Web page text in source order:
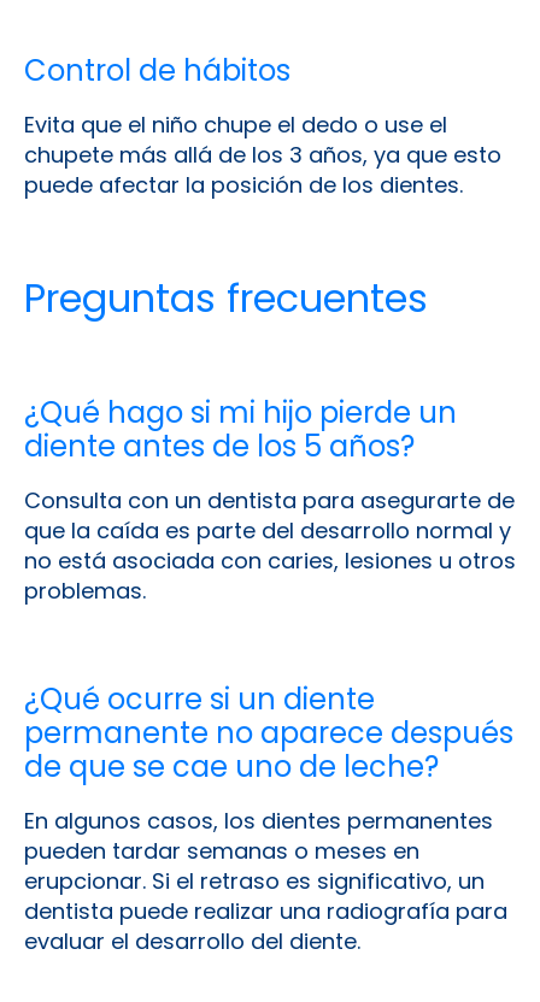
Control de hábitos
Evita que el niño chupe el dedo o use el
chupete más allá de los 3 años, ya que esto
puede afectar la posición de los dientes.
Preguntas frecuentes
¿Qué hago si mi hijo pierde un
diente antes de los 5 años?
Consulta con un dentista para asegurarte de
que la caída es parte del desarrollo normal y
no está asociada con caries, lesiones u otros
problemas.
¿Qué ocurre si un diente
permanente no aparece después
de que se cae uno de leche?
En algunos casos, los dientes permanentes
pueden tardar semanas o meses en
erupcionar. Si el retraso es significativo, un
dentista puede realizar una radiografía para
evaluar el desarrollo del diente.